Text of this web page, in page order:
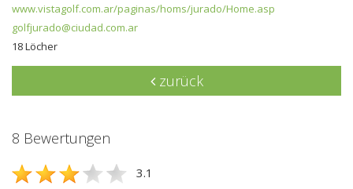
www.vistagolf.com.ar/paginas/homs/jurado/Home.asp
golfjurado@ciudad.com.ar
18 Löcher
zurück
8 Bewertungen
3.1